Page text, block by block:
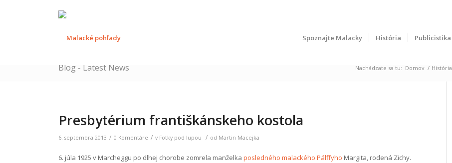
Spoznajte Malacky História Publicistika
Blog - Latest News Nachádzate sa tu: Domov / História
Presbytérium františkánskeho kostola
6. septembra 2013 / 0 Komentáre / v Fotky pod lupou / od Martin Macejka
6. júla 1925 v Marcheggu po dlhej chorobe zomrela manželka posledného malackého Pálffyho Margita, rodená Zichy.